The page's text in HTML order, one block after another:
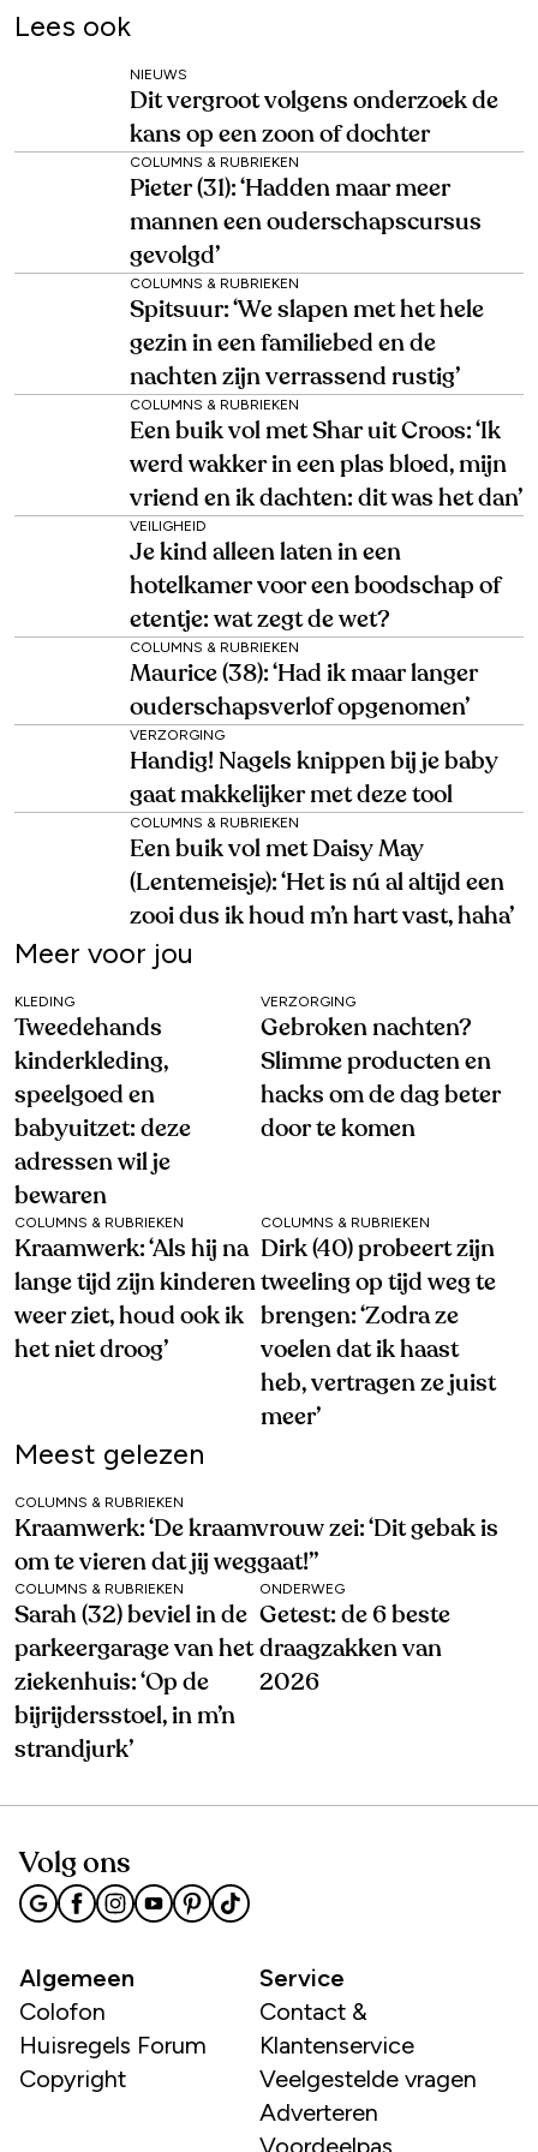
Lees ook
NIEUWS
Dit vergroot volgens onderzoek de
kans op een zoon of dochter
COLUMNS & RUBRIEKEN
Pieter (31): ‘Hadden maar meer
mannen een ouderschapscursus
gevolgd’
COLUMNS & RUBRIEKEN
Spitsuur: ‘We slapen met het hele
gezin in een familiebed en de
nachten zijn verrassend rustig’
COLUMNS & RUBRIEKEN
Een buik vol met Shar uit Croos: ‘Ik
werd wakker in een plas bloed, mijn
vriend en ik dachten: dit was het dan’
VEILIGHEID
Je kind alleen laten in een
hotelkamer voor een boodschap of
etentje: wat zegt de wet?
COLUMNS & RUBRIEKEN
Maurice (38): ‘Had ik maar langer
ouderschapsverlof opgenomen’
VERZORGING
Handig! Nagels knippen bij je baby
gaat makkelijker met deze tool
COLUMNS & RUBRIEKEN
Een buik vol met Daisy May
(Lentemeisje): ‘Het is nú al altijd een
zooi dus ik houd m’n hart vast, haha’
Meer voor jou
KLEDING
Tweedehands
kinderkleding,
speelgoed en
babyuitzet: deze
adressen wil je
bewaren
VERZORGING
Gebroken nachten?
Slimme producten en
hacks om de dag beter
door te komen
COLUMNS & RUBRIEKEN
Kraamwerk: ‘Als hij na
lange tijd zijn kinderen
weer ziet, houd ook ik
het niet droog’
COLUMNS & RUBRIEKEN
Dirk (40) probeert zijn
tweeling op tijd weg te
brengen: ‘Zodra ze
voelen dat ik haast
heb, vertragen ze juist
meer’
Meest gelezen
COLUMNS & RUBRIEKEN
Kraamwerk: ‘De kraamvrouw zei: ‘Dit gebak is
om te vieren dat jij weggaat!’’
COLUMNS & RUBRIEKEN
Sarah (32) beviel in de
parkeergarage van het
ziekenhuis: ‘Op de
bijrijdersstoel, in m’n
strandjurk’
ONDERWEG
Getest: de 6 beste
draagzakken van
2026
Volg ons
Algemeen
Colofon
Huisregels Forum
Copyright
Service
Contact &
Klantenservice
Veelgestelde vragen
Adverteren
Voordeelpas